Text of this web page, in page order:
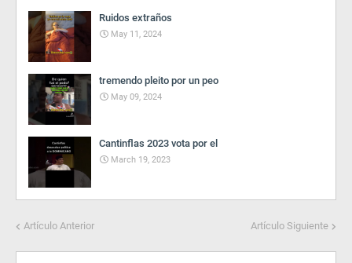
Ruidos extraños
May 11, 2024
tremendo pleito por un peo
May 09, 2024
Cantinflas 2023 vota por el
March 19, 2023
Artículo Anterior Artículo Siguiente